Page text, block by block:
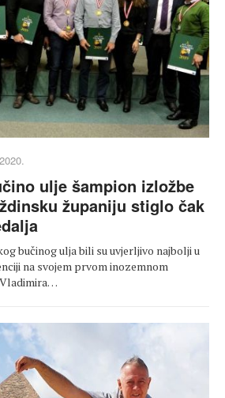
ulje šampion izložbe
županiju stiglo čak
bučinog ulja bili su uvjerljivo najbolji u
na svojem prvom inozemnom